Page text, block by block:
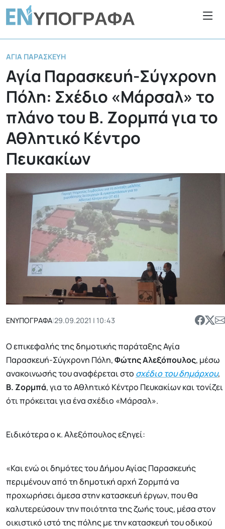
ΑΓΊΑ ΠΑΡΑΣΚΕΥΉ
Αγία Παρασκευή-Σύγχρονη
Πόλη: Σχέδιο «Μάρσαλ» το
πλάνο του Β. Ζορμπά για το
Αθλητικό Κέντρο
Πευκακίων
ΕΝΥΠΟΓΡΑΦΑ|29.09.2021 | 10:43
Ο επικεφαλής της δημοτικής παράταξης Αγία
Παρασκευή-Σύγχρονη Πόλη,Φώτης Αλεξόπουλος, μέσω
ανακοινωσής του αναφέρεται στο σχέδιο του δημάρχου,
Β. Ζορμπά, για το Αθλητικό Κέντρο Πευκακίων και τονίζει
ότι πρόκειται για ένα σχέδιο «Μάρσαλ».
Eιδικότερα ο κ. Αλεξόπουλος εξηγεί:
«Και ενώ οι δημότες του Δήμου Αγίας Παρασκευής
περιμένουν από τη δημοτική αρχή Ζορμπά να
προχωρήσει άμεσα στην κατασκευή έργων, που θα
καλυτερεύσουν την ποιότητα της ζωής τους, μέσα στον
οικιστικό ιστό της πόλης με την κατασκευή του οδικού